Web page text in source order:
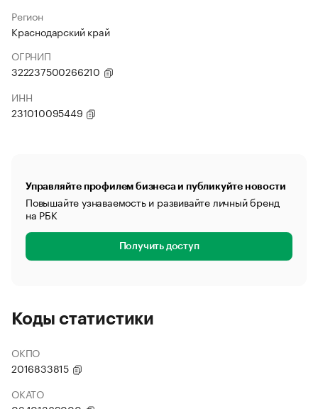
Регион
Краснодарский край
ОГРНИП
322237500266210
ИНН
231010095449
Управляйте профилем бизнеса и публикуйте новости
Повышайте узнаваемость и развивайте личный бренд
на РБК
Получить доступ
Коды статистики
ОКПО
2016833815
ОКАТО